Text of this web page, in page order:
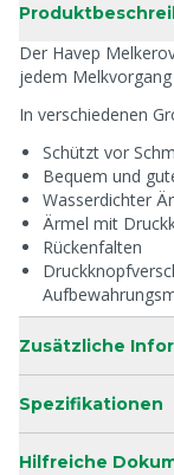
Der Havep
jedem
In verschiedenen
Schützt vor
Bequem und
Wasserdichter
Ärmel mit
Rückenfalten
Zusätzliche
Spezifikationen
Hilfreiche